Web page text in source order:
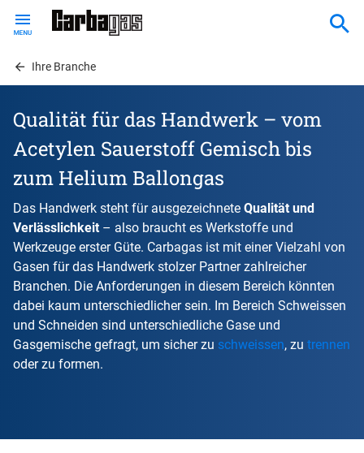
contentIhre Branche
Qualität für das Handwerk – vom
Acetylen Sauerstoff Gemisch bis
zum Helium Ballongas
Das Handwerk steht für ausgezeichnete Qualität und
Verlässlichkeit– also braucht es Werkstoffe und
Werkzeuge erster Güte. Carbagas ist mit einer Vielzahl von
Gasen für das Handwerk stolzer Partner zahlreicher
Branchen. Die Anforderungen in diesem Bereich könnten
dabei kaum unterschiedlicher sein. Im Bereich Schweissen
und Schneiden sind unterschiedliche Gase und
Gasgemische gefragt, um sicher zu schweissen, zu trennen
oder zu formen.